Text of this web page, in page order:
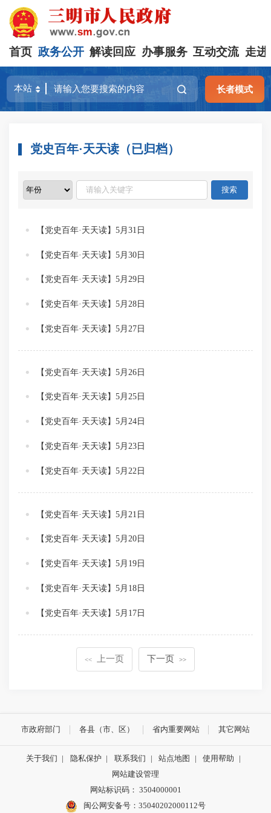
首页 政务公开 解读回应 办事服务 互动交流 走进
长者模式
党史百年·天天读（已归档）
【党史百年·天天读】5月31日
【党史百年·天天读】5月30日
【党史百年·天天读】5月29日
【党史百年·天天读】5月28日
【党史百年·天天读】5月27日
【党史百年·天天读】5月26日
【党史百年·天天读】5月25日
【党史百年·天天读】5月24日
【党史百年·天天读】5月23日
【党史百年·天天读】5月22日
【党史百年·天天读】5月21日
【党史百年·天天读】5月20日
【党史百年·天天读】5月19日
【党史百年·天天读】5月18日
【党史百年·天天读】5月17日
<< 上一页 下一页 >>
市政府部门 各县（市、区） 省内重要网站 其它网站
关于我们 | 隐私保护 | 联系我们 | 站点地图 | 使用帮助
|
网站建设管理
网站标识码： 3504000001
闽公网安备号：35040202000112号